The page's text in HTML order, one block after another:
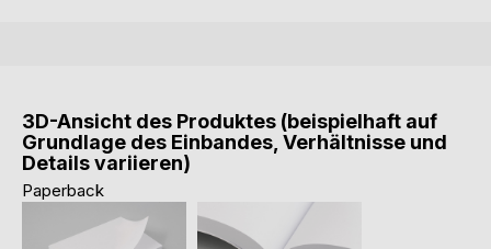
3D-Ansicht des Produktes (beispielhaft auf
Grundlage des Einbandes, Verhältnisse und
Details variieren)
Paperback